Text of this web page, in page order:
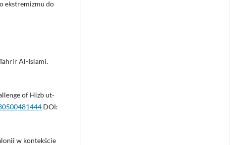
ekstremizmu do
Al-Islami.
of Hizb ut-
DOI:
w kontekście